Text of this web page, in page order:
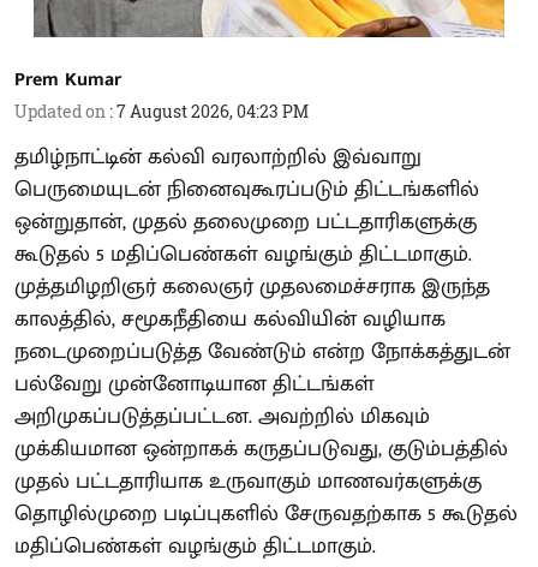
Prem Kumar
Updated on :7 August 2026, 04:23 PM
தமிழ்நாட்டின் கல்வி வரலாற்றில் இவ்வாறு
பெருமையுடன் நினைவுகூரப்படும் திட்டங்களில்
ஒன்றுதான், முதல் தலைமுறை பட்டதாரிகளுக்கு
கூடுதல் 5 மதிப்பெண்கள் வழங்கும் திட்டமாகும்.
முத்தமிழறிஞர் கலைஞர் முதலமைச்சராக இருந்த
காலத்தில், சமூகநீதியை கல்வியின் வழியாக
நடைமுறைப்படுத்த வேண்டும் என்ற நோக்கத்துடன்
பல்வேறு முன்னோடியான திட்டங்கள்
அறிமுகப்படுத்தப்பட்டன. அவற்றில் மிகவும்
முக்கியமான ஒன்றாகக் கருதப்படுவது, குடும்பத்தில்
முதல் பட்டதாரியாக உருவாகும் மாணவர்களுக்கு
தொழில்முறை படிப்புகளில் சேருவதற்காக 5 கூடுதல்
மதிப்பெண்கள் வழங்கும் திட்டமாகும்.